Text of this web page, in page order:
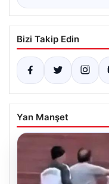
Bizi Takip Edin
Yan Manşet